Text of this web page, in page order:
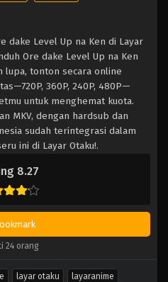
8.27
24 orang
dake Level Up na Ken di Layar
Ore dake Level Up na Ken
lupa, tonton secara online
360P, 240P, 480P—
untuk menghemat kuota.
MKV, dengan hardsub dan
sudah terintegrasi dalam
ini di Layar Otaku!.
layar otaku
layaranime